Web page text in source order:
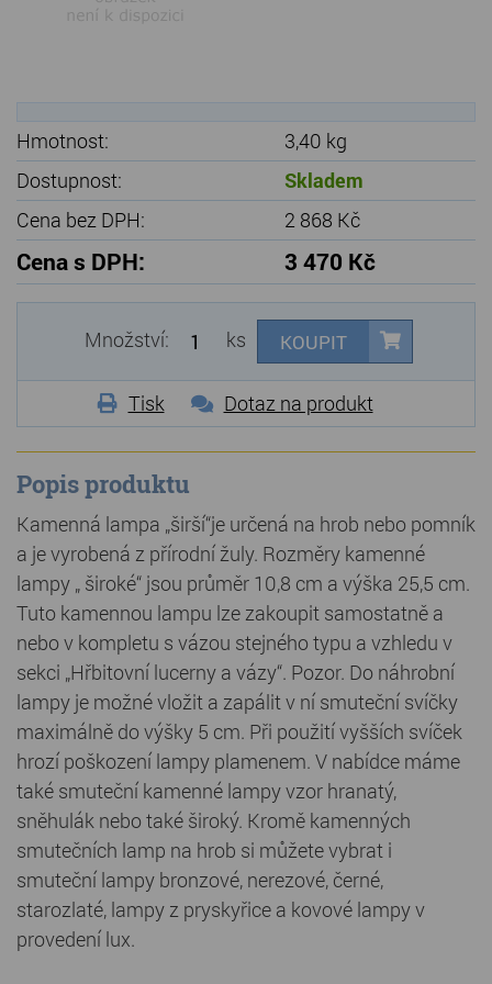
Hmotnost:
3,40 kg
Dostupnost:
Skladem
Cena bez DPH:
2 868 Kč
Cena s DPH: 3 470 Kč
Množství: ks KOUPIT
Tisk Dotaz na produkt
Popis produktu
Kamenná lampa „širší“je určená na hrob nebo pomník
a je vyrobená z přírodní žuly. Rozměry kamenné
lampy „ široké“ jsou průměr 10,8 cm a výška 25,5 cm.
Tuto kamennou lampu lze zakoupit samostatně a
nebo v kompletu s vázou stejného typu a vzhledu v
sekci „Hřbitovní lucerny a vázy“. Pozor. Do náhrobní
lampy je možné vložit a zapálit v ní smuteční svíčky
maximálně do výšky 5 cm. Při použití vyšších svíček
hrozí poškození lampy plamenem. V nabídce máme
také smuteční kamenné lampy vzor hranatý,
sněhulák nebo také široký. Kromě kamenných
smutečních lamp na hrob si můžete vybrat i
smuteční lampy bronzové, nerezové, černé,
starozlaté, lampy z pryskyřice a kovové lampy v
provedení lux.